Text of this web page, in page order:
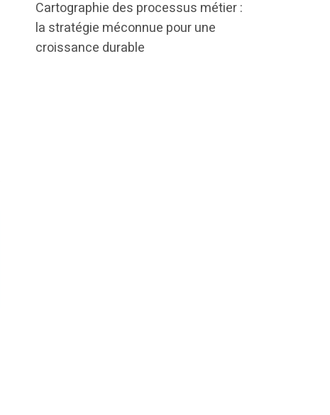
Cartographie des processus métier :
la stratégie méconnue pour une
croissance durable